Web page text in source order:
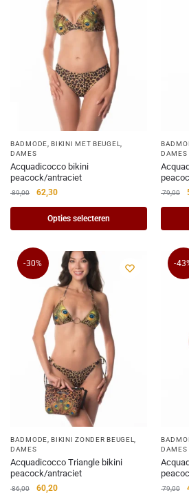
BADMODE,BIKINI MET BEUGEL,
DAMES
Acquadicocco bikini
peacock/antraciet
89,00 62,30
Opties selecteren
DAMES
79,00
-30%
BADMODE ,BIKINI ZONDER BEUGEL
DAMES
Acquadicocco Triangle bikini
peacock/antraciet
86,00 60,20
-
DAMES
79,00